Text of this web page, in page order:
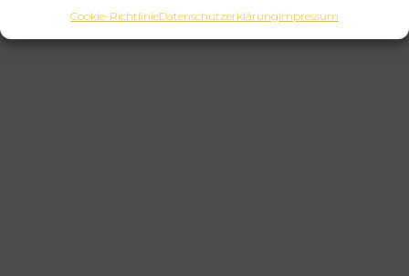
Cookie-RichtlinieDatenschutzerklärungImpressum